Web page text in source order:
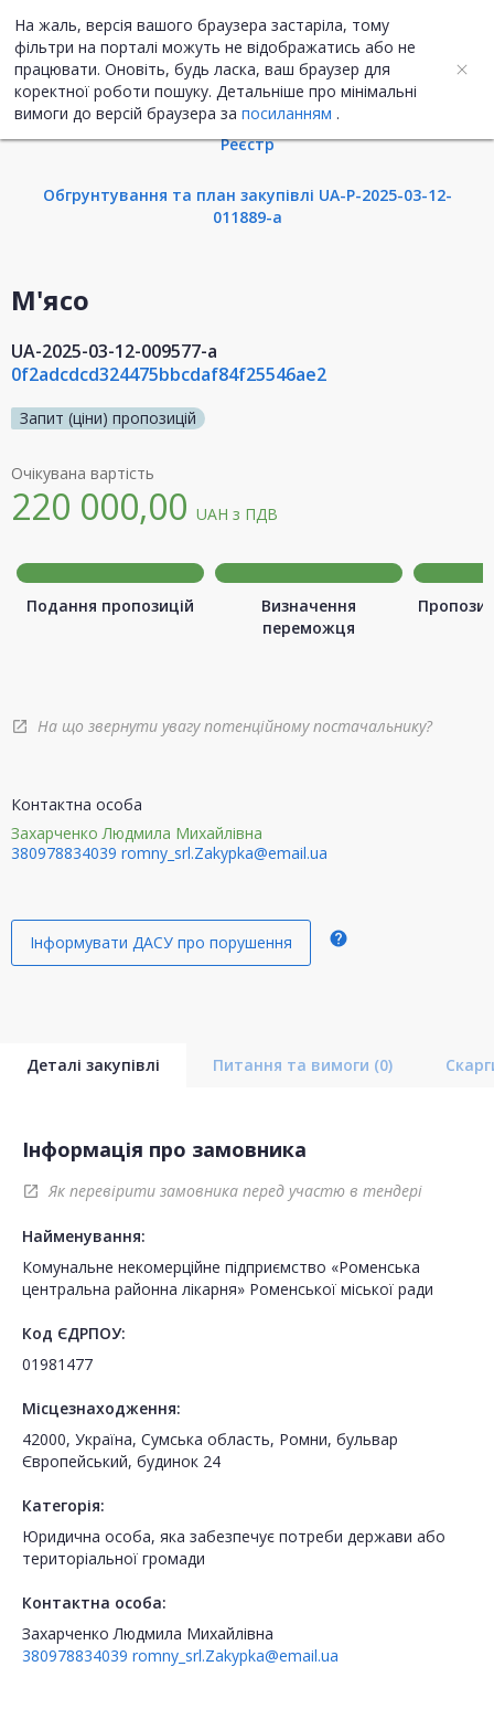
На жаль, версія вашого браузера застаріла, тому
фільтри на порталі можуть не відображатись або не
працювати. Оновіть, будь ласка, ваш браузер для
коректної роботи пошуку. Детальніше про мінімальні
вимоги до версій браузера за посиланням .
UA ENG
Інформація про закупівлю
Реєстр
Обгрунтування та план закупівлі UA-P-2025-03-12-
011889-a
М'ясо
UA-2025-03-12-009577-a
0f2adcdcd324475bbcdaf84f25546ae2
Запит (ціни) пропозицій
Очікувана вартість
220 000,00 UAH з ПДВ
Подання пропозицій
Визначення
переможця
open_in_new На що звернути увагу потенційному постачальнику?
Контактна особа
Захарченко Людмила Михайлівна
380978834039 romny_srl.Zakypka@email.ua
Інформувати ДАСУ про порушення help
Деталі закупівлі Питання та вимоги (0)
Інформація про замовника
open_in_new Як перевірити замовника перед участю в тендері
Найменування:
Комунальне некомерційне підприємство «Роменська
центральна районна лікарня» Роменської міської ради
Код ЄДРПОУ:
01981477
Місцезнаходження:
42000, Україна, Сумська область, Ромни, бульвар
Європейський, будинок 24
Категорія:
Юридична особа, яка забезпечує потреби держави або
територіальної громади
Контактна особа:
Захарченко Людмила Михайлівна
380978834039 romny_srl.Zakypka@email.ua